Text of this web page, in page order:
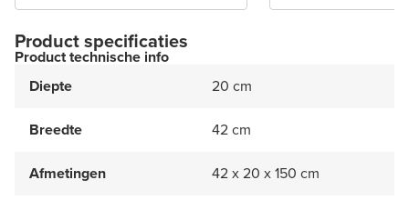
Product specificaties
Product technische info
Diepte
20 cm
Breedte 42 cm
Afmetingen 42 x 20 x 150 cm